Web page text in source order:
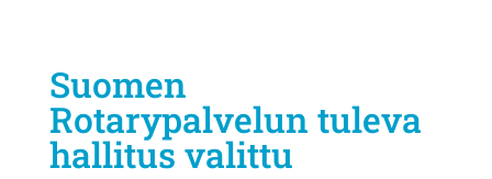
Suomen
Rotarypalvelun tuleva
hallitus valittu